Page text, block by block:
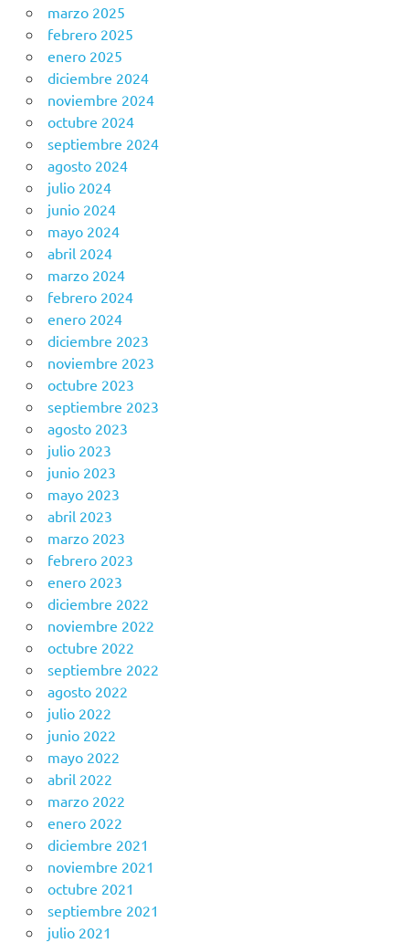
marzo 2025
febrero 2025
enero 2025
diciembre 2024
noviembre 2024
octubre 2024
septiembre 2024
agosto 2024
julio 2024
junio 2024
mayo 2024
abril 2024
marzo 2024
febrero 2024
enero 2024
diciembre 2023
noviembre 2023
octubre 2023
septiembre 2023
agosto 2023
julio 2023
junio 2023
mayo 2023
abril 2023
marzo 2023
febrero 2023
enero 2023
diciembre 2022
noviembre 2022
octubre 2022
septiembre 2022
agosto 2022
julio 2022
junio 2022
mayo 2022
abril 2022
marzo 2022
enero 2022
diciembre 2021
noviembre 2021
octubre 2021
septiembre 2021
julio 2021